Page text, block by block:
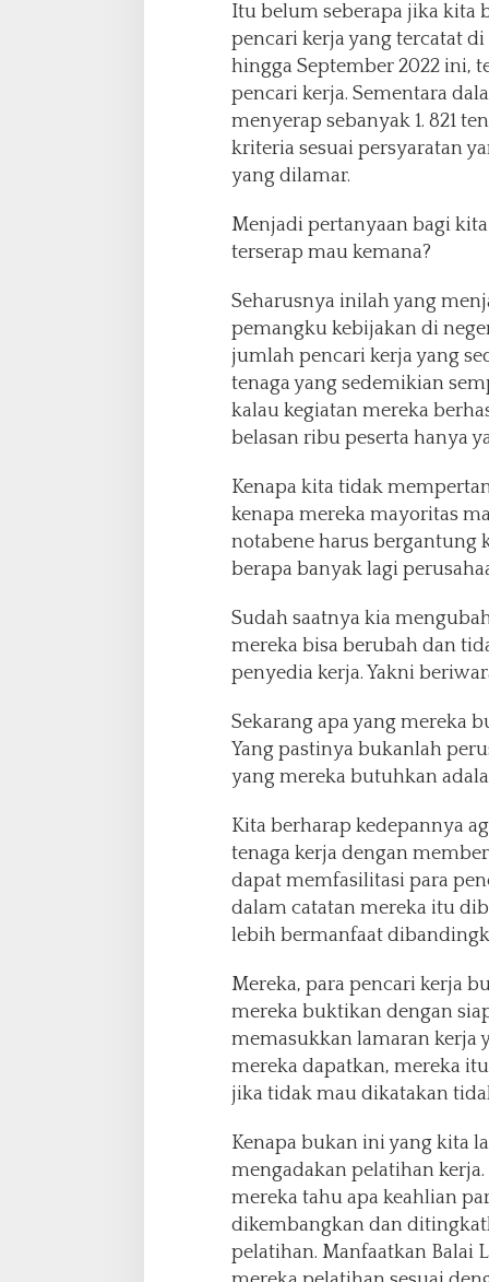
Itu belum seberapa jika kita
pencari kerja yang tercatat
hingga September 2022 ini,
pencari kerja. Sementara
menyerap sebanyak 1. 821
kriteria sesuai persyaratan
yang dilamar.
Menjadi pertanyaan bagi
terserap mau kemana?
Seharusnya inilah yang
pemangku kebijakan di
jumlah pencari kerja yang
tenaga yang sedemikian
kalau kegiatan mereka
belasan ribu peserta hanya
Kenapa kita tidak
kenapa mereka mayoritas
notabene harus bergantung
berapa banyak lagi
Sudah saatnya kia
mereka bisa berubah dan
penyedia kerja. Yakni
Sekarang apa yang mereka
Yang pastinya bukanlah
yang mereka butuhkan
Kita berharap kedepannya
tenaga kerja dengan
dapat memfasilitasi para
dalam catatan mereka itu
lebih bermanfaat
Mereka, para pencari kerja
mereka buktikan dengan
memasukkan lamaran kerja
mereka dapatkan, mereka
jika tidak mau dikatakan
Kenapa bukan ini yang kita
mengadakan pelatihan
mereka tahu apa keahlian
dikembangkan dan
pelatihan. Manfaatkan Balai